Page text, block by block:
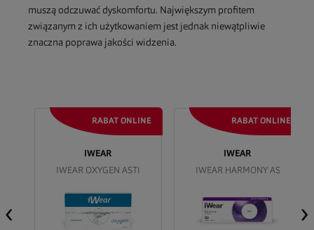
muszą odczuwać dyskomfortu. Największym profitem
związanym z ich użytkowaniem jest jednak niewątpliwie
znaczna poprawa jakości widzenia.
IWEAR
IWEAR OXYGEN ASTIGMATISM
IWEAR
IWEAR HARMONY
‹ ›